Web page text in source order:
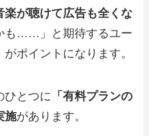
楽が聴けて広告も全くな
も……」と期待するユー
ポイントになります。
ひとつに 「有料プランの
施があります。